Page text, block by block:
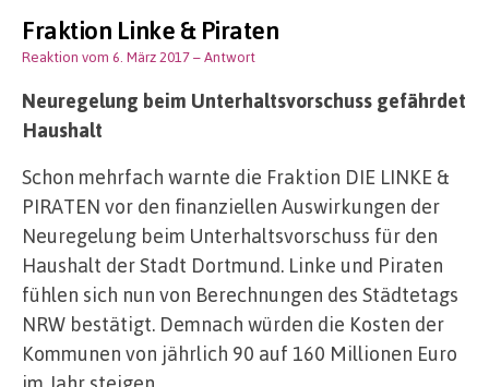
Fraktion Linke & Piraten
Reaktion vom 6. März 2017– Antwort
Neuregelung beim Unterhaltsvorschuss gefährdet
Haushalt
Schon mehrfach warnte die Fraktion DIE LINKE &
PIRATEN vor den finanziellen Auswirkungen der
Neuregelung beim Unterhaltsvorschuss für den
Haushalt der Stadt Dortmund. Linke und Piraten
fühlen sich nun von Berechnungen des Städtetags
NRW bestätigt. Demnach würden die Kosten der
Kommunen von jährlich 90 auf 160 Millionen Euro